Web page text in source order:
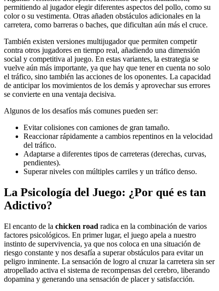
permitiendo al jugador elegir diferentes aspectos del pollo, como su
color o su vestimenta. Otras añaden obstáculos adicionales en la
carretera, como barreras o baches, que dificultan aún más el cruce.
También existen versiones multijugador que permiten competir
contra otros jugadores en tiempo real, añadiendo una dimensión
social y competitiva al juego. En estas variantes, la estrategia se
vuelve aún más importante, ya que hay que tener en cuenta no solo
el tráfico, sino también las acciones de los oponentes. La capacidad
de anticipar los movimientos de los demás y aprovechar sus errores
se convierte en una ventaja decisiva.
Algunos de los desafíos más comunes pueden ser:
Evitar colisiones con camiones de gran tamaño.
Reaccionar rápidamente a cambios repentinos en la velocidad
del tráfico.
Adaptarse a diferentes tipos de carreteras (derechas, curvas,
pendientes).
Superar niveles con múltiples carriles y un tráfico denso.
La Psicología del Juego: ¿Por qué es tan
Adictivo?
El encanto de la chicken road radica en la combinación de varios
factores psicológicos. En primer lugar, el juego apela a nuestro
instinto de supervivencia, ya que nos coloca en una situación de
riesgo constante y nos desafía a superar obstáculos para evitar un
peligro inminente. La sensación de logro al cruzar la carretera sin ser
atropellado activa el sistema de recompensas del cerebro, liberando
dopamina y generando una sensación de placer y satisfacción.